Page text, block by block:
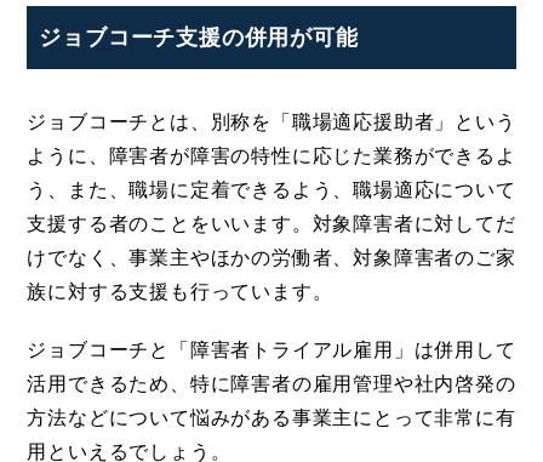
ジョブコーチ支援の併用が可能
ジョブコーチとは、別称を「職場適応援助者」という
ように、障害者が障害の特性に応じた業務ができるよ
う、また、職場に定着できるよう、職場適応について
支援する者のことをいいます。対象障害者に対してだ
けでなく、事業主やほかの労働者、対象障害者のご家
族に対する支援も行っています。
ジョブコーチと「障害者トライアル雇用」は併用して
活用できるため、特に障害者の雇用管理や社内啓発の
方法などについて悩みがある事業主にとって非常に有
用といえるでしょう。